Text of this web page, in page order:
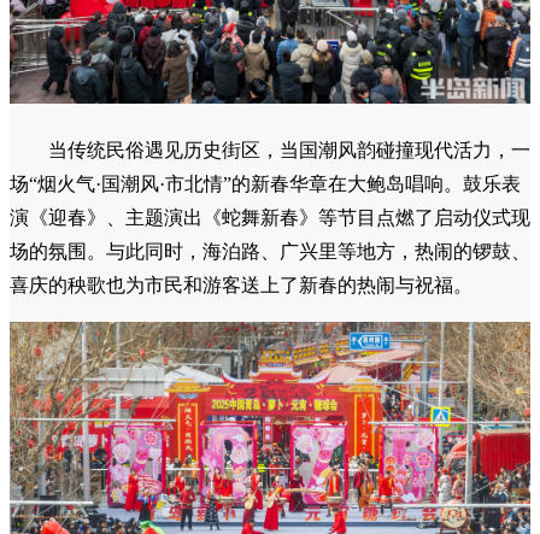
当传统民俗遇见历史街区，当国潮风韵碰撞现代活力，一
场“烟火气·国潮风·市北情”的新春华章在大鲍岛唱响。鼓乐表
演《迎春》、主题演出《蛇舞新春》等节目点燃了启动仪式现
场的氛围。与此同时，海泊路、广兴里等地方，热闹的锣鼓、
喜庆的秧歌也为市民和游客送上了新春的热闹与祝福。